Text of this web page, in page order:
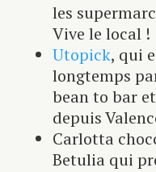
les
Vive le local !
Utopick, qui
longtemps
bean to bar
depuis
Carlotta
Betulia qui